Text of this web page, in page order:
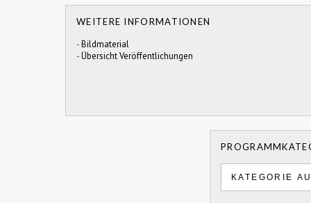
WEITERE INFORMATIONEN
-Bildmaterial
-Übersicht Veröffentlichungen